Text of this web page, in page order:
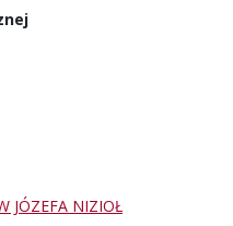
JÓZEFA NIZIOŁ